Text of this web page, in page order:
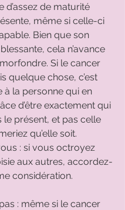
d’assez de maturité
même si celle-ci
Bien que son
cela n’avance
Si le cancer
quelque chose, c’est
à la personne qui en
d’être exactement qui
le présent, et pas celle
qu’elle soit.
: si vous octroyez
aux autres, accordez-
considération.
: même si le cancer